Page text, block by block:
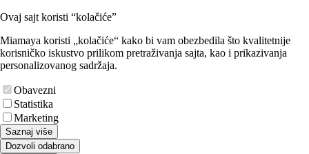
Ovaj sajt koristi “kolačiće”
Miamaya koristi „kolačiće“ kako bi vam obezbedila što kvalitetnije
korisničko iskustvo prilikom pretraživanja sajta, kao i prikazivanja
personalizovanog sadržaja.
Obavezni
Statistika
Marketing
Saznaj više
Dozvoli odabrano